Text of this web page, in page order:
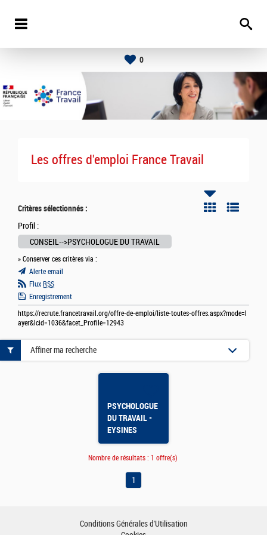
0
Les offres d'emploi France Travail
Critères sélectionnés :
Profil :
CONSEIL-->PSYCHOLOGUE DU TRAVAIL
» Conserver ces critères via :
Alerte email
Flux RSS
Enregistrement
https://recrute.francetravail.org/offre-de-emploi/liste-toutes-offres.aspx?mode=l
ayer&lcid=1036&facet_Profile=12943
PSYCHOLOGUE
DU TRAVAIL -
EYSINES
Affiner ma recherche
Nombre de résultats : 1 offre(s)
1
Conditions Générales d'Utilisation